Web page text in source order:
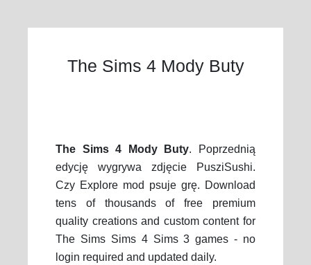
The Sims 4 Mody Buty
The Sims 4 Mody Buty. Poprzednią
edycję wygrywa zdjęcie PusziSushi.
Czy Explore mod psuje grę. Download
tens of thousands of free premium
quality creations and custom content for
The Sims Sims 4 Sims 3 games - no
login required and updated daily.